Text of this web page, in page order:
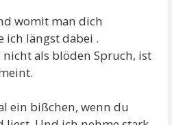
womit man dich
ich längst dabei .
als blöden Spruch, ist
ein bißchen, wenn du